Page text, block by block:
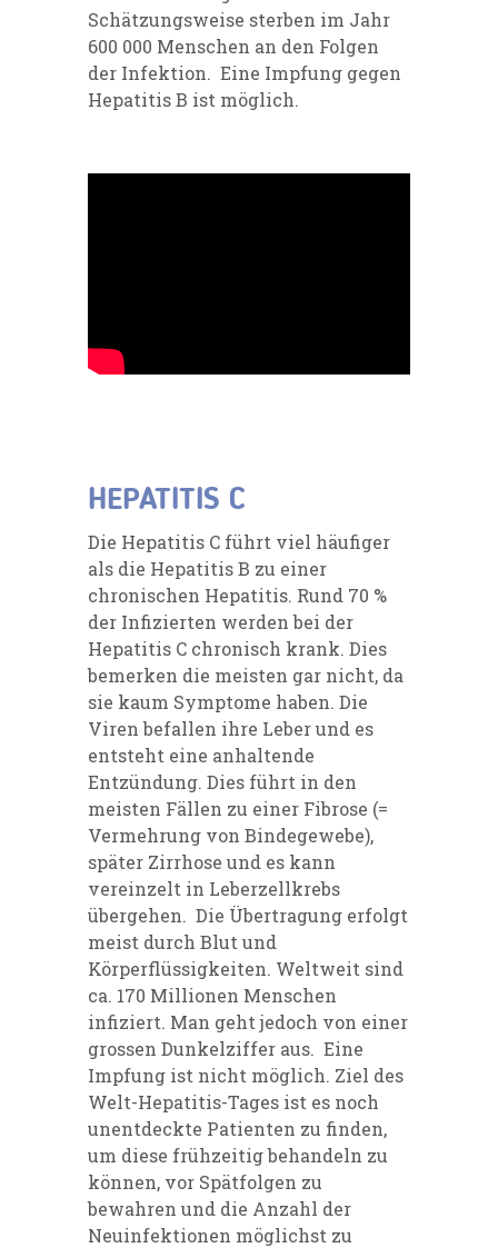
Schätzungsweise sterben im Jahr
600 000 Menschen an den Folgen
der Infektion. Eine Impfung gegen
Hepatitis B ist möglich.
HEPATITIS C
Die Hepatitis C führt viel häufiger
als die Hepatitis B zu einer
chronischen Hepatitis. Rund 70 %
der Infizierten werden bei der
Hepatitis C chronisch krank. Dies
bemerken die meisten gar nicht, da
sie kaum Symptome haben. Die
Viren befallen ihre Leber und es
entsteht eine anhaltende
Entzündung. Dies führt in den
meisten Fällen zu einer Fibrose (=
Vermehrung von Bindegewebe),
später Zirrhose und es kann
vereinzelt in Leberzellkrebs
übergehen. Die Übertragung erfolgt
meist durch Blut und
Körperflüssigkeiten. Weltweit sind
ca. 170 Millionen Menschen
infiziert. Man geht jedoch von einer
grossen Dunkelziffer aus. Eine
Impfung ist nicht möglich. Ziel des
Welt-Hepatitis-Tages ist es noch
unentdeckte Patienten zu finden,
um diese frühzeitig behandeln zu
können, vor Spätfolgen zu
bewahren und die Anzahl der
Neuinfektionen möglichst zu